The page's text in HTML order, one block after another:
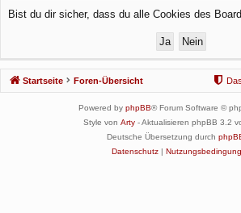
rif
Bist du dir sicher, dass du alle Cookies des
Startseite Foren-Übersicht
Powered by phpBB® Forum Software ©
Style von Arty- Aktualisieren phpBB 3.2
Deutsche Übersetzung durch
Datenschutz|